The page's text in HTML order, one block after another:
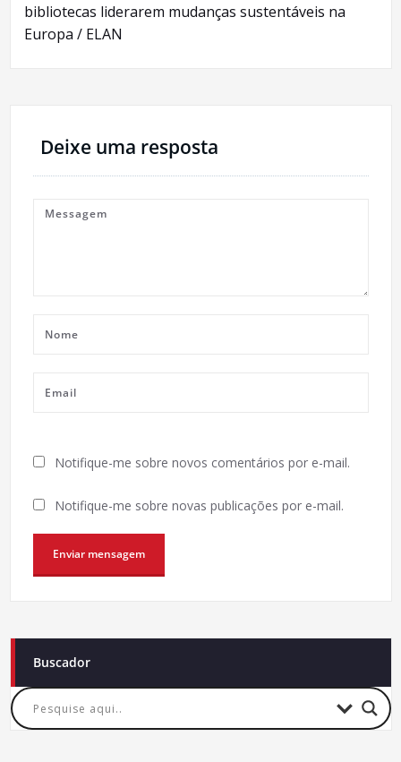
bibliotecas liderarem mudanças sustentáveis ​​na
Europa / ELAN
Deixe uma resposta
Notifique-me sobre novos comentários por e-mail.
Notifique-me sobre novas publicações por e-mail.
Buscador